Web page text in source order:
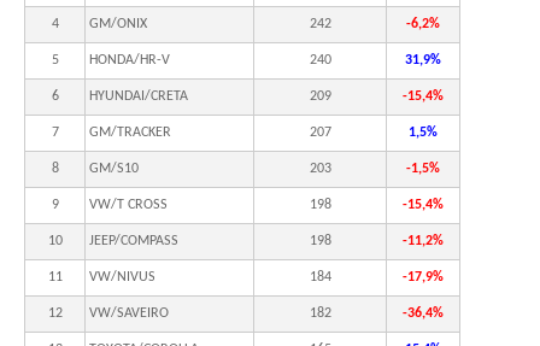
4 GM/ONIX 242 -6,2%
5 HONDA/HR-V 240 31,9%
6 HYUNDAI/CRETA 209 -15,4%
7 GM/TRACKER 207 1,5%
8 GM/S10 203 -1,5%
9 VW/T CROSS 198 -15,4%
10 JEEP/COMPASS 198 -11,2%
11 VW/NIVUS 184 -17,9%
12 VW/SAVEIRO 182 -36,4%